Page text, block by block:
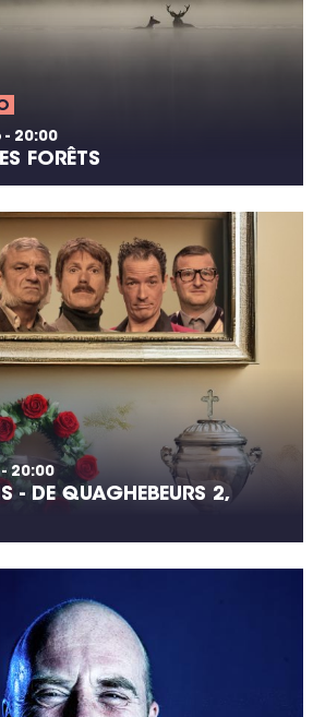
- 20:00
FORÊTS
20:00
- DE QUAGHEBEURS 2,